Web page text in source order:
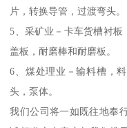
片，转换导管，过渡弯头。
5、采矿业－卡车货槽衬板
盖板，耐磨棒和耐磨板。
6、煤处理业－输料槽，
头，泵体。
我们公司将一如既往地奉